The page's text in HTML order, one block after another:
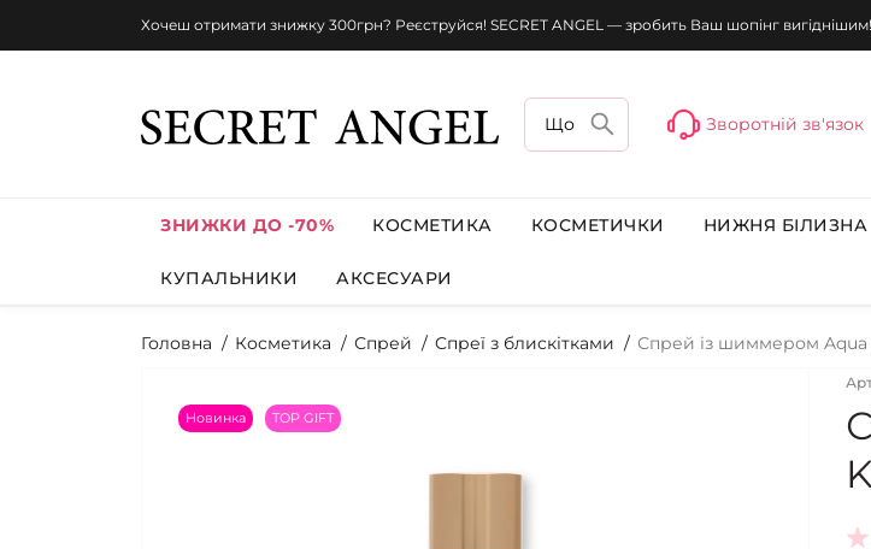
Хочеш отримати знижку 300грн? Реєструйся! SECRET ANGEL — зробить Ваш шопінг вигіднішим!
Зворотній зв'язок
ЗНИЖКИ ДО -70% КОСМЕТИКА КОСМЕТИЧКИ НИЖНЯ БІЛИЗНА
КУПАЛЬНИКИ АКСЕСУАРИ
Головна Косметика Спрей Cпреї з блискітками Спрей із шиммером
Новинка TOP GIFT